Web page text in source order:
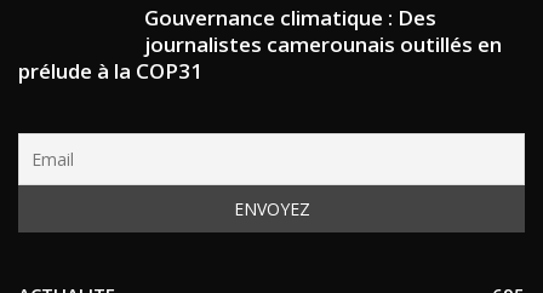
Gouvernance climatique : Des
journalistes camerounais outillés en
prélude à la COP31